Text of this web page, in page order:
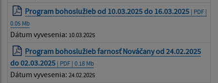
Program bohoslužieb od 10.03.2025 do 16.03.2025 | PDF |
0.05 Mb
Dátum vyvesenia: 10.03.2025
Program bohoslužieb farnosť Nováčany od 24.02.2025
do 02.03.2025 | PDF | 0.18 Mb
Dátum vyvesenia: 24.02.2025